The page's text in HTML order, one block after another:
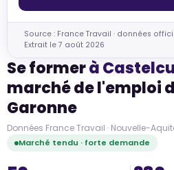
Source : France Travail · données
Extrait le 7 août 2026
Se formerà
marché de l'emploi
Garonne
Données France Travail · Nouvelle-
Marché tendu · forte demande